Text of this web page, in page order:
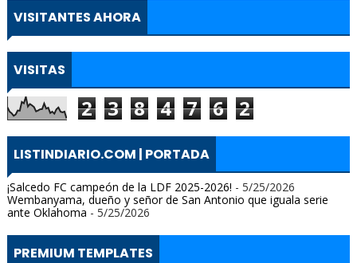
VISITANTES AHORA
VISITAS
2 3 8 4 7 6 2
LISTINDIARIO.COM | PORTADA
¡Salcedo FC campeón de la LDF 2025-2026! - 5/25/2026
Wembanyama, dueño y señor de San Antonio que iguala serie
ante Oklahoma - 5/25/2026
PREMIUM TEMPLATES